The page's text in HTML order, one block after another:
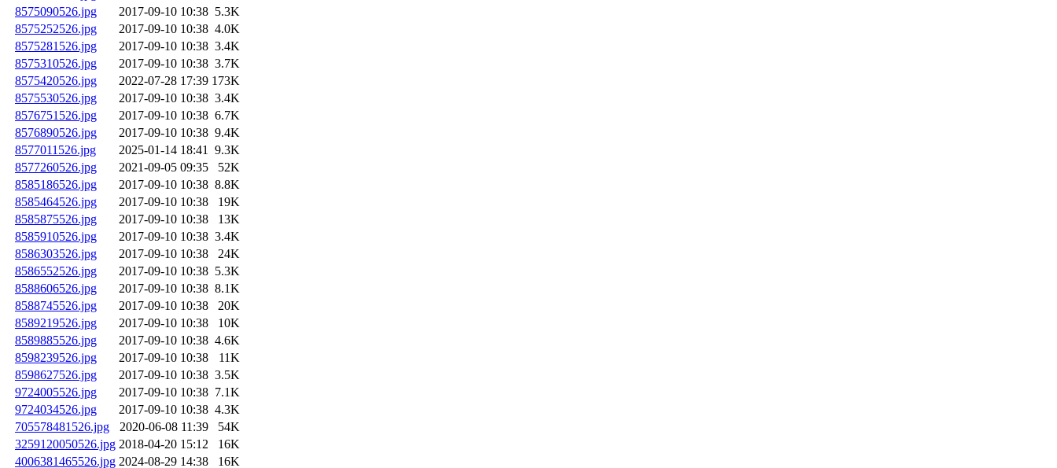
8575090526.jpg
2017-09-10 10:38 5.3K
8575252526.jpg
2017-09-10 10:38 4.0K
8575281526.jpg
2017-09-10 10:38 3.4K
8575310526.jpg
2017-09-10 10:38 3.7K
8575420526.jpg
2022-07-28 17:39 173K
8575530526.jpg
2017-09-10 10:38 3.4K
8576751526.jpg
2017-09-10 10:38 6.7K
8576890526.jpg
2017-09-10 10:38 9.4K
8577011526.jpg
2025-01-14 18:41 9.3K
8577260526.jpg
2021-09-05 09:35
52K
8585186526.jpg
2017-09-10 10:38 8.8K
8585464526.jpg
2017-09-10 10:38
19K
8585875526.jpg
2017-09-10 10:38
13K
8585910526.jpg
2017-09-10 10:38 3.4K
8586303526.jpg
2017-09-10 10:38
24K
8586552526.jpg
2017-09-10 10:38 5.3K
8588606526.jpg
2017-09-10 10:38 8.1K
8588745526.jpg
2017-09-10 10:38
20K
8589219526.jpg
2017-09-10 10:38
10K
8589885526.jpg
2017-09-10 10:38 4.6K
8598239526.jpg
2017-09-10 10:38
11K
8598627526.jpg
2017-09-10 10:38 3.5K
9724005526.jpg
2017-09-10 10:38 7.1K
9724034526.jpg
2017-09-10 10:38 4.3K
705578481526.jpg
2020-06-08 11:39
54K
3259120050526.jpg 2018-04-20 15:12
16K
4006381465526.jpg 2024-08-29 14:38 16K